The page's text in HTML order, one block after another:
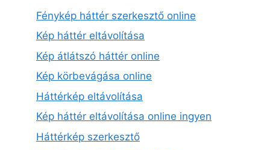
Fénykép háttér szerkesztő online
Kép háttér eltávolítása
Kép átlátszó háttér online
Kép körbevágása online
Háttérkép eltávolítása
Kép háttér eltávolítása online ingyen
Háttérkép szerkesztő